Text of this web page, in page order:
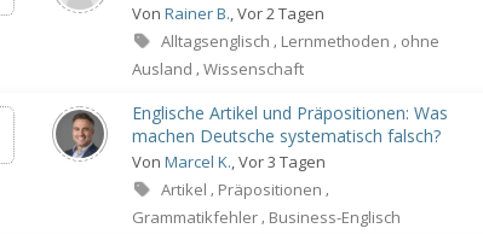
Von Rainer B., Vor 2 Tagen
Alltagsenglisch, Lernmethoden, ohne
Ausland , Wissenschaft
Englische Artikel und Präpositionen: Was
machen Deutsche systematisch falsch?
Von Marcel K., Vor 3 Tagen
Artikel, Präpositionen,
Grammatikfehler , Business-Englisch